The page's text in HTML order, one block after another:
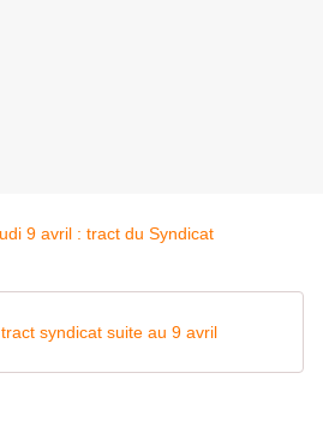
tract syndicat suite au 9 avril